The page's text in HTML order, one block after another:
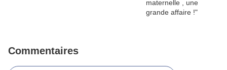
Commentaires